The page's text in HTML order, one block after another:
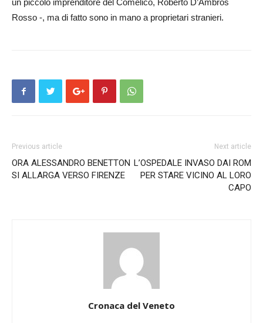
un piccolo imprenditore del Comelico, Roberto D’Ambros
Rosso -, ma di fatto sono in mano a proprietari stranieri.
Previous article
ORA ALESSANDRO BENETTON
SI ALLARGA VERSO FIRENZE
Next article
L’OSPEDALE INVASO DAI ROM
PER STARE VICINO AL LORO
CAPO
Cronaca del Veneto